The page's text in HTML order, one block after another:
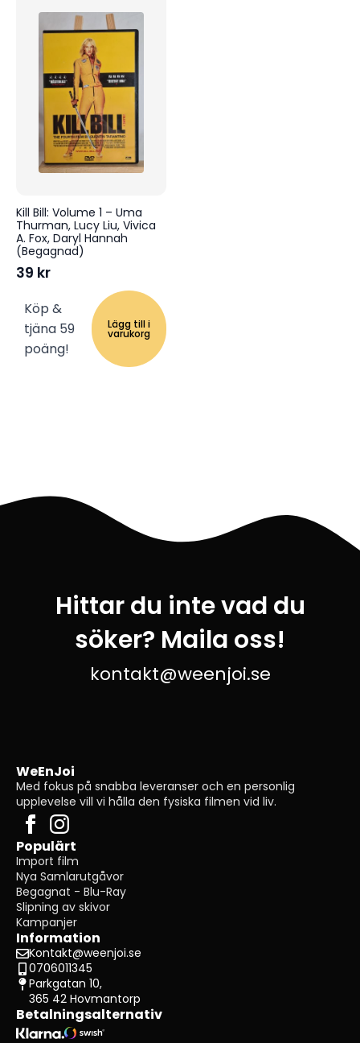
Kill Bill: Volume 1 – Uma
Thurman, Lucy Liu, Vivica
A. Fox, Daryl Hannah
(Begagnad)
39 kr
Köp &
tjäna 59
poäng!
Lägg till i
varukorg
Hittar du inte vad du
söker? Maila oss!
kontakt@weenjoi.se
WeEnJoi
Med fokus på snabba leveranser och en personlig
upplevelse vill vi hålla den fysiska filmen vid liv.
Populärt
Import film
Nya Samlarutgåvor
Begagnat - Blu-Ray
Slipning av skivor
Kampanjer
Information
Kontakt@weenjoi.se
0706011345
Parkgatan 10,
365 42 Hovmantorp
Betalningsalternativ